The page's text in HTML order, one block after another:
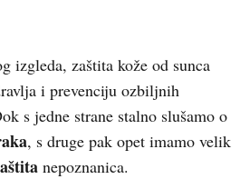
izgleda, zaštita kože od sunca
i prevenciju ozbiljnih
s jedne strane stalno slušamo o
, s druge pak opet imamo velik
nepoznanica.